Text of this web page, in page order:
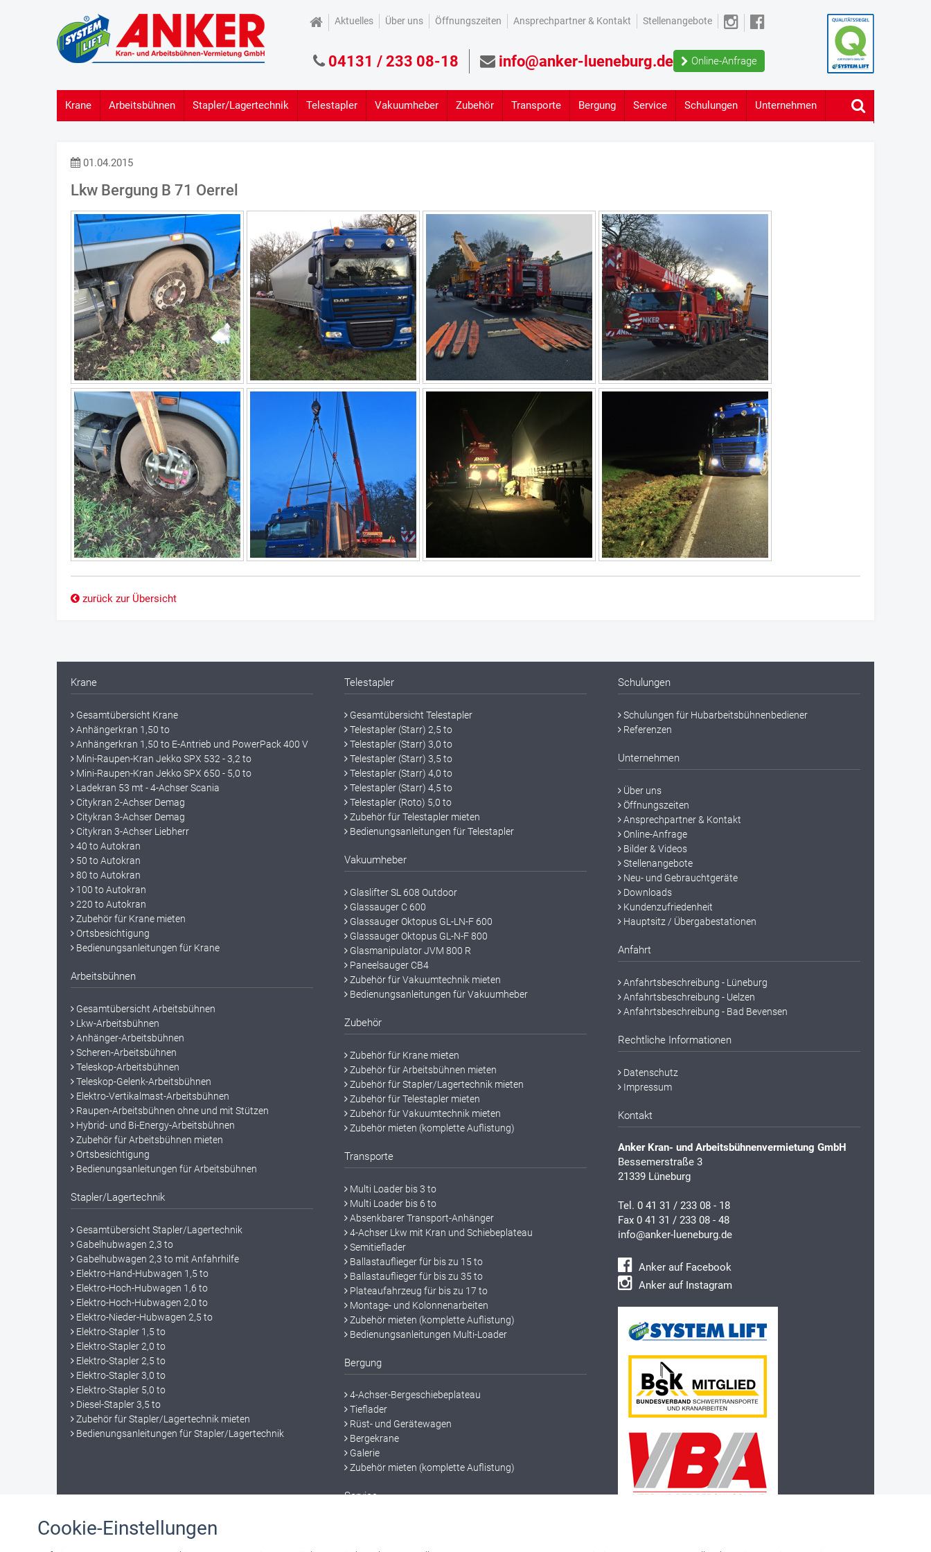
Aktuelles Über uns Öffnungszeiten Ansprechpartner & Kontakt Stellenangebote
04131 / 233 08-18 info@anker-lueneburg.de Online-Anfrage
Krane Arbeitsbühnen Stapler/Lagertechnik Telestapler Vakuumheber Zubehör Transporte Bergung Service Schulungen Unternehmen
01.04.2015
Lkw Bergung B 71 Oerrel
zurück zur Übersicht
Krane
Gesamtübersicht Krane
Anhängerkran 1,50 to
Anhängerkran 1,50 to E-Antrieb und PowerPack 400 V
Mini-Raupen-Kran Jekko SPX 532 - 3,2 to
Mini-Raupen-Kran Jekko SPX 650 - 5,0 to
Ladekran 53 mt - 4-Achser Scania
Citykran 2-Achser Demag
Citykran 3-Achser Demag
Citykran 3-Achser Liebherr
40 to Autokran
50 to Autokran
80 to Autokran
100 to Autokran
220 to Autokran
Zubehör für Krane mieten
Ortsbesichtigung
Bedienungsanleitungen für Krane
Arbeitsbühnen
Gesamtübersicht Arbeitsbühnen
Lkw-Arbeitsbühnen
Anhänger-Arbeitsbühnen
Scheren-Arbeitsbühnen
Teleskop-Arbeitsbühnen
Teleskop-Gelenk-Arbeitsbühnen
Elektro-Vertikalmast-Arbeitsbühnen
Raupen-Arbeitsbühnen ohne und mit Stützen
Hybrid- und Bi-Energy-Arbeitsbühnen
Zubehör für Arbeitsbühnen mieten
Ortsbesichtigung
Bedienungsanleitungen für Arbeitsbühnen
Stapler/Lagertechnik
Gesamtübersicht Stapler/Lagertechnik
Gabelhubwagen 2,3 to
Gabelhubwagen 2,3 to mit Anfahrhilfe
Elektro-Hand-Hubwagen 1,5 to
Elektro-Hoch-Hubwagen 1,6 to
Elektro-Hoch-Hubwagen 2,0 to
Elektro-Nieder-Hubwagen 2,5 to
Elektro-Stapler 1,5 to
Elektro-Stapler 2,0 to
Elektro-Stapler 2,5 to
Elektro-Stapler 3,0 to
Elektro-Stapler 5,0 to
Diesel-Stapler 3,5 to
Zubehör für Stapler/Lagertechnik mieten
Bedienungsanleitungen für Stapler/Lagertechnik
Telestapler
Gesamtübersicht Telestapler
Telestapler (Starr) 2,5 to
Telestapler (Starr) 3,0 to
Telestapler (Starr) 3,5 to
Telestapler (Starr) 4,0 to
Telestapler (Starr) 4,5 to
Telestapler (Roto) 5,0 to
Zubehör für Telestapler mieten
Bedienungsanleitungen für Telestapler
Vakuumheber
Glaslifter SL 608 Outdoor
Glassauger C 600
Glassauger Oktopus GL-LN-F 600
Glassauger Oktopus GL-N-F 800
Glasmanipulator JVM 800 R
Paneelsauger CB4
Zubehör für Vakuumtechnik mieten
Bedienungsanleitungen für Vakuumheber
Zubehör
Zubehör für Krane mieten
Zubehör für Arbeitsbühnen mieten
Zubehör für Stapler/Lagertechnik mieten
Zubehör für Telestapler mieten
Zubehör für Vakuumtechnik mieten
Zubehör mieten (komplette Auflistung)
Transporte
Multi Loader bis 3 to
Multi Loader bis 6 to
Absenkbarer Transport-Anhänger
4-Achser Lkw mit Kran und Schiebeplateau
Semitieflader
Ballastauflieger für bis zu 15 to
Ballastauflieger für bis zu 35 to
Plateaufahrzeug für bis zu 17 to
Montage- und Kolonnenarbeiten
Zubehör mieten (komplette Auflistung)
Bedienungsanleitungen Multi-Loader
Bergung
4-Achser-Bergeschiebeplateau
Tieflader
Rüst- und Gerätewagen
Bergekrane
Galerie
Zubehör mieten (komplette Auflistung)
Service
Schulungen
Schulungen für Hubarbeitsbühnenbediener
Referenzen
Unternehmen
Über uns
Öffnungszeiten
Ansprechpartner & Kontakt
Online-Anfrage
Bilder & Videos
Stellenangebote
Neu- und Gebrauchtgeräte
Downloads
Kundenzufriedenheit
Hauptsitz / Übergabestationen
Anfahrt
Anfahrtsbeschreibung - Lüneburg
Anfahrtsbeschreibung - Uelzen
Anfahrtsbeschreibung - Bad Bevensen
Rechtliche Informationen
Datenschutz
Impressum
Kontakt
Anker Kran- und Arbeitsbühnenvermietung GmbH
Bessemerstraße 3
21339 Lüneburg
Tel. 0 41 31 / 233 08 - 18
Fax 0 41 31 / 233 08 - 48
info@anker-lueneburg.de
Anker auf Facebook
Anker auf Instagram
Cookie-Einstellungen